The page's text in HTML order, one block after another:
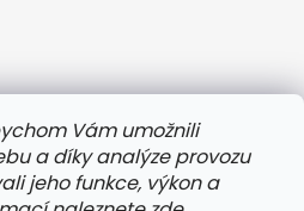
Vám umožnili
a díky analýze provozu
jeho funkce, výkon a